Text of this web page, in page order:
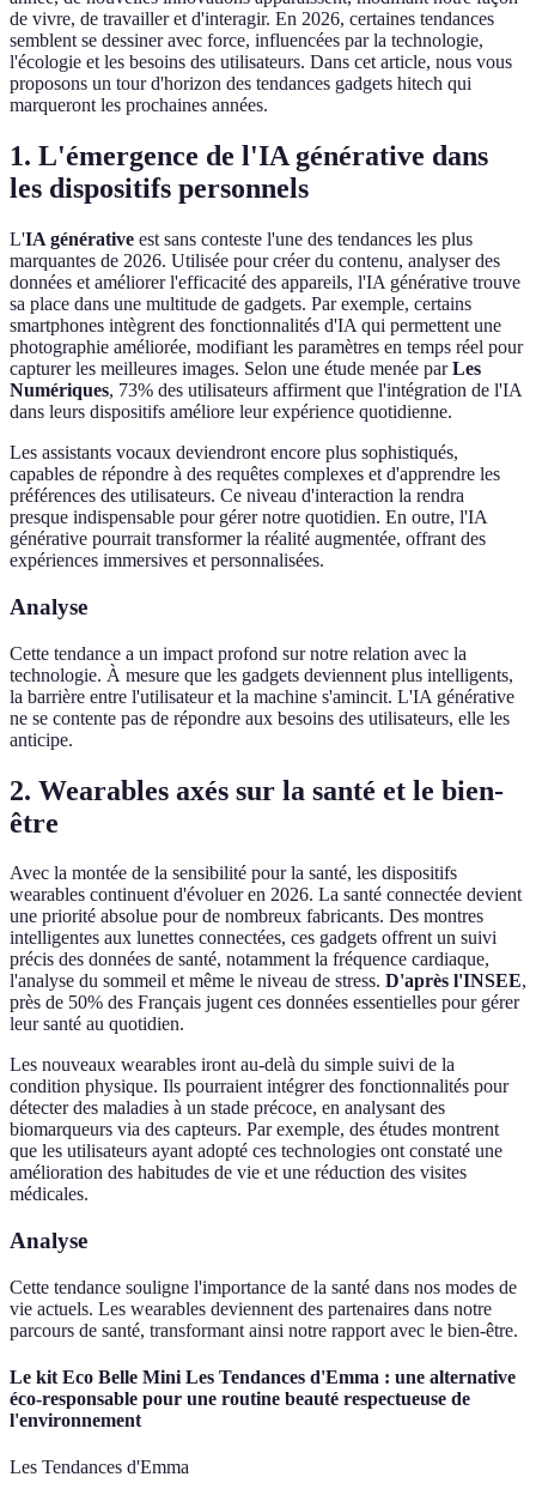
de vivre, de travailler et d'interagir. En 2026, certaines tendances
semblent se dessiner avec force, influencées par la technologie,
l'écologie et les besoins des utilisateurs. Dans cet article, nous vous
proposons un tour d'horizon des tendances gadgets hitech qui
marqueront les prochaines années.
1. L'émergence de l'IA générative dans
les dispositifs personnels
L'IA générative est sans conteste l'une des tendances les plus
marquantes de 2026. Utilisée pour créer du contenu, analyser des
données et améliorer l'efficacité des appareils, l'IA générative trouve
sa place dans une multitude de gadgets. Par exemple, certains
smartphones intègrent des fonctionnalités d'IA qui permettent une
photographie améliorée, modifiant les paramètres en temps réel pour
capturer les meilleures images. Selon une étude menée parLes
Numériques, 73% des utilisateurs affirment que l'intégration de l'IA
dans leurs dispositifs améliore leur expérience quotidienne.
Les assistants vocaux deviendront encore plus sophistiqués,
capables de répondre à des requêtes complexes et d'apprendre les
préférences des utilisateurs. Ce niveau d'interaction la rendra
presque indispensable pour gérer notre quotidien. En outre, l'IA
générative pourrait transformer la réalité augmentée, offrant des
expériences immersives et personnalisées.
Analyse
Cette tendance a un impact profond sur notre relation avec la
technologie. À mesure que les gadgets deviennent plus intelligents,
la barrière entre l'utilisateur et la machine s'amincit. L'IA générative
ne se contente pas de répondre aux besoins des utilisateurs, elle les
anticipe.
2. Wearables axés sur la santé et le bien-
être
Avec la montée de la sensibilité pour la santé, les dispositifs
wearables continuent d'évoluer en 2026. La santé connectée devient
une priorité absolue pour de nombreux fabricants. Des montres
intelligentes aux lunettes connectées, ces gadgets offrent un suivi
précis des données de santé, notamment la fréquence cardiaque,
l'analyse du sommeil et même le niveau de stress. D'après l'INSEE,
près de 50% des Français jugent ces données essentielles pour gérer
leur santé au quotidien.
Les nouveaux wearables iront au-delà du simple suivi de la
condition physique. Ils pourraient intégrer des fonctionnalités pour
détecter des maladies à un stade précoce, en analysant des
biomarqueurs via des capteurs. Par exemple, des études montrent
que les utilisateurs ayant adopté ces technologies ont constaté une
amélioration des habitudes de vie et une réduction des visites
médicales.
Analyse
Cette tendance souligne l'importance de la santé dans nos modes de
vie actuels. Les wearables deviennent des partenaires dans notre
parcours de santé, transformant ainsi notre rapport avec le bien-être.
Le kit Eco Belle Mini Les Tendances d'Emma : une alternative
éco-responsable pour une routine beauté respectueuse de
l'environnement
Les Tendances d'Emma